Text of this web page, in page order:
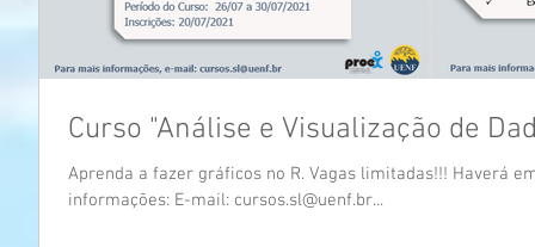
Curso "Análise e Visualização de
Aprenda a fazer gráficos no R. Vagas limitadas!!! Haverá
informações: E-mail: cursos.sl@uenf.br...